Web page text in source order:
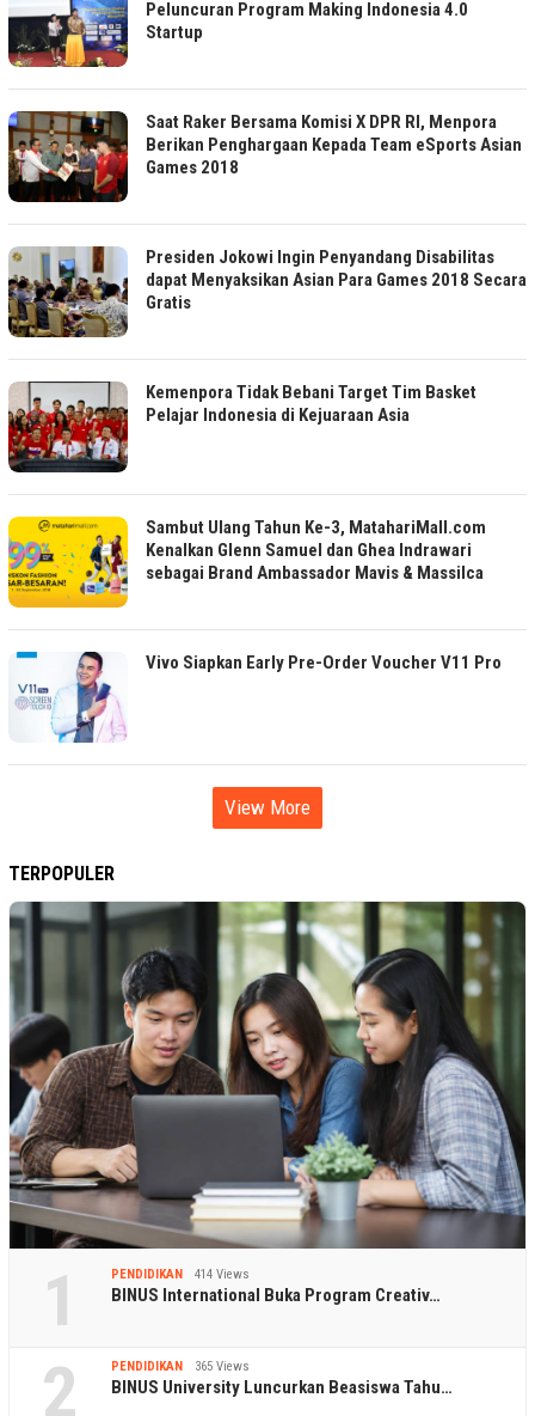
Peluncuran Program Making Indonesia 4.0
Startup
Saat Raker Bersama Komisi X DPR RI, Menpora
Berikan Penghargaan Kepada Team eSports Asian
Games 2018
Presiden Jokowi Ingin Penyandang Disabilitas
dapat Menyaksikan Asian Para Games 2018 Secara
Gratis
Kemenpora Tidak Bebani Target Tim Basket
Pelajar Indonesia di Kejuaraan Asia
Sambut Ulang Tahun Ke-3, MatahariMall.com
Kenalkan Glenn Samuel dan Ghea Indrawari
sebagai Brand Ambassador Mavis & Massilca
Vivo Siapkan Early Pre-Order Voucher V11 Pro
View More
TERPOPULER
1 PENDIDIKAN 414 Views
BINUS International Buka Program Creativ…
2 PENDIDIKAN 365 Views
BINUS University Luncurkan Beasiswa Tahu…